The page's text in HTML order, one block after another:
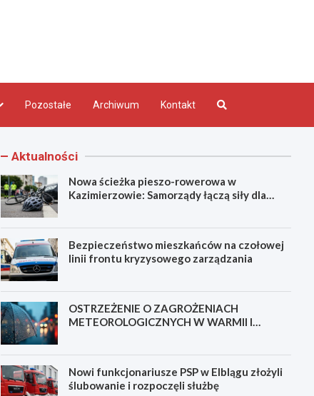
Pozostałe Archiwum Kontakt
Aktualności
Nowa ścieżka pieszo-rowerowa w
Kazimierzowie: Samorządy łączą siły dla
Bezpieczeństwo mieszkańców na czołowej
linii frontu kryzysowego zarządzania
OSTRZEŻENIE O ZAGROŻENIACH
METEOROLOGICZNYCH W WARMII I
Nowi funkcjonariusze PSP w Elblągu złożyli
ślubowanie i rozpoczęli służbę